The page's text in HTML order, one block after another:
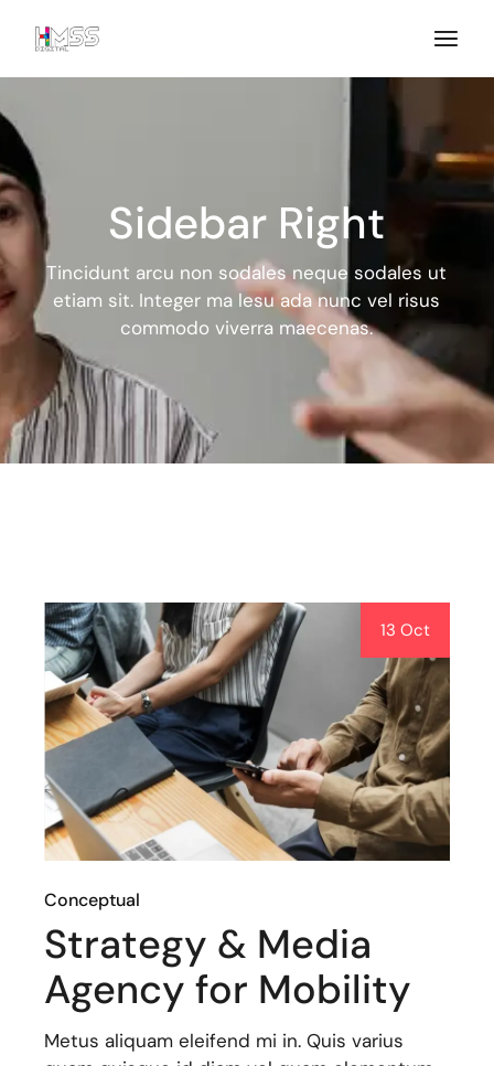
Sidebar Right
Tincidunt arcu non sodales neque sodales ut
etiam sit. Integer ma lesu ada nunc vel risus
commodo viverra maecenas.
13 Oct
Conceptual
Strategy & Media
Agency for Mobility
Metus aliquam eleifend mi in. Quis varius